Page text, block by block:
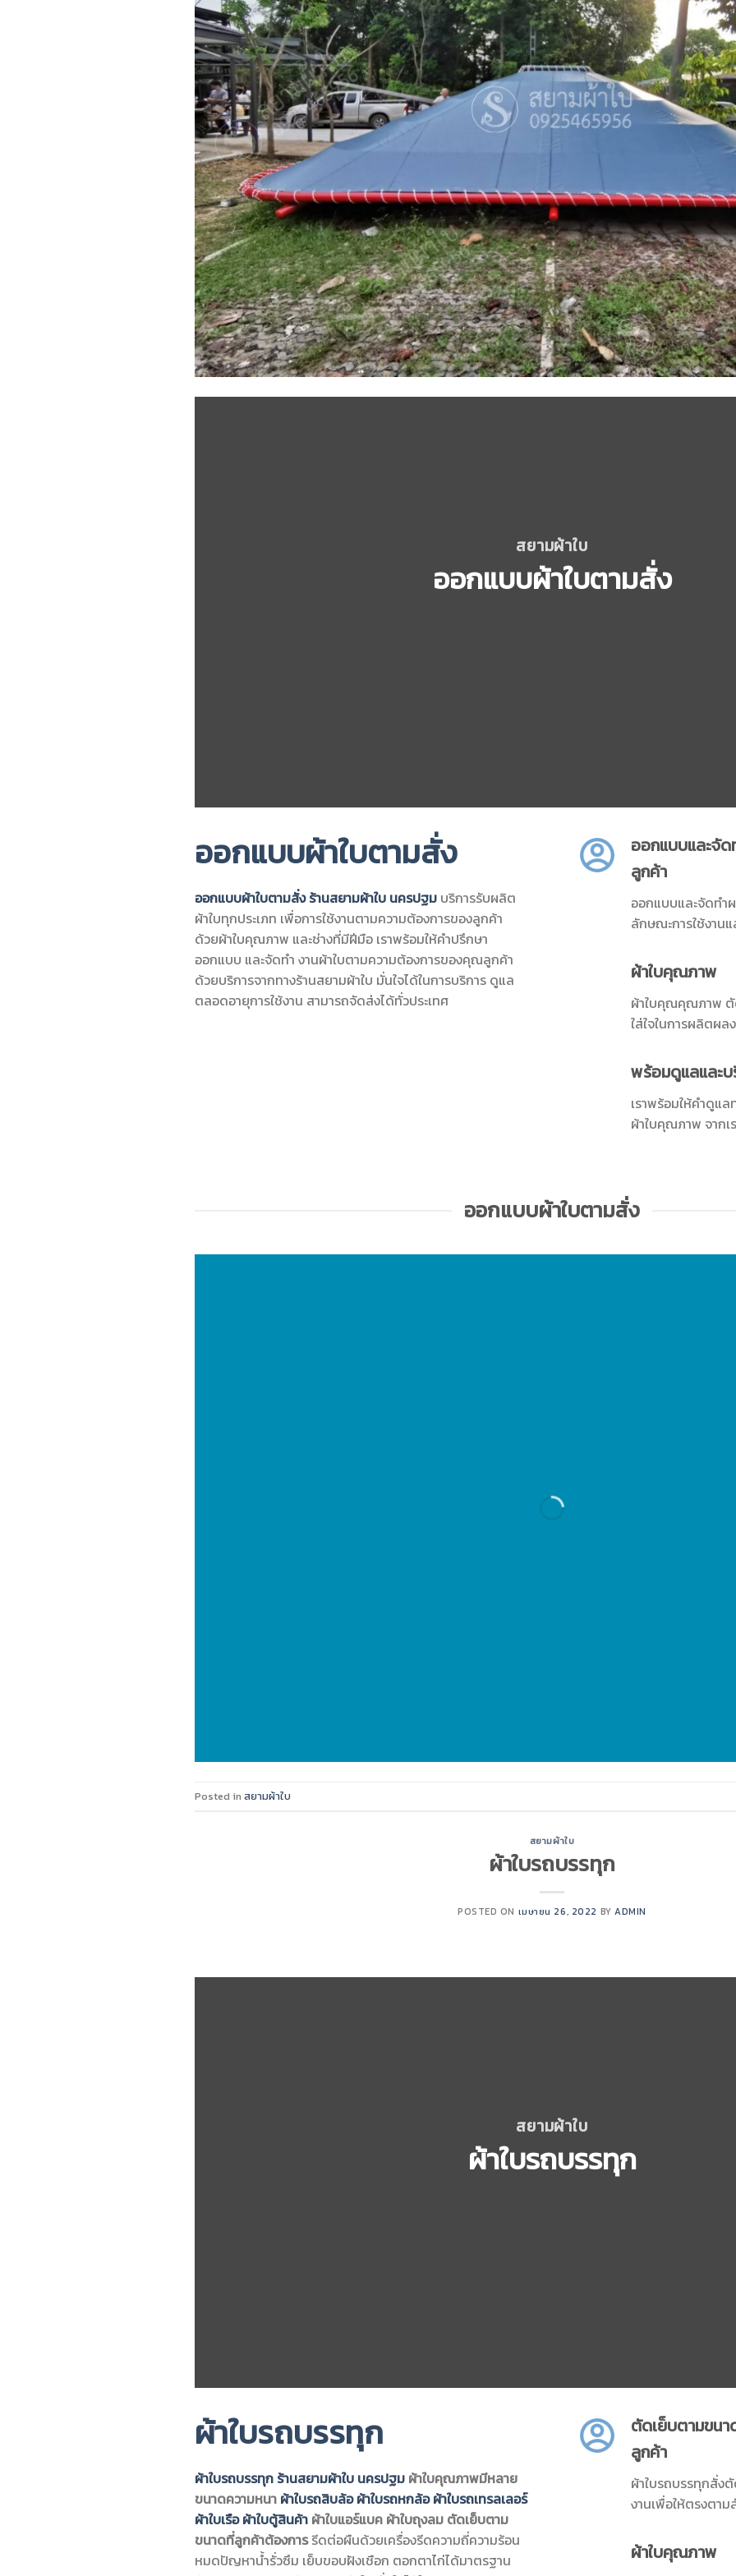
สยามผ้าใบ
ออกแบบผ้าใบตามสั่ง
ออกแบบผ้าใบตามสั่ง
ออกแบบผ้าใบตามสั่ง ร้านสยามผ้าใบ นครปฐม บริการรับผลิต
ผ้าใบทุกประเภท เพื่อการใช้งานตามความต้องการของลูกค้า
ด้วยผ้าใบคุณภาพ และช่างที่มีฝีมือ เราพร้อมให้คำปรึกษา
ออกแบบ และจัดทำ งานผ้าใบตามความต้องการของคุณลูกค้า
ด้วยบริการจากทางร้านสยามผ้าใบ มั่นใจได้ในการบริการ ดูแล
ตลอดอายุการใช้งาน สามารถจัดส่งได้ทั่วประเทศ
ออกแบบและจั
ลูกค้า
ออกแบบและจัดทำ
ลักษณะการใช้งาน
ผ้าใบคุณภาพ
ผ้าใบคุณคุณภาพ ตั
ใส่ใจในการผลิตผ
พร้อมดูแลและ
เราพร้อมให้คำดูแ
ผ้าใบคุณภาพ จากเ
ออกแบบผ้าใบตามสั่ง
Posted in สยามผ้าใบ
สยามผ้าใบ
ผ้าใบรถบรรทุก
POSTED ON เมษายน 26, 2022 BYADMIN
สยามผ้าใบ
ผ้าใบรถบรรทุก
ผ้าใบรถบรรทุก
ผ้าใบรถบรรทุก ร้านสยามผ้าใบ นครปฐม ผ้าใบคุณภาพมีหลาย
ขนาดความหนา ผ้าใบรถสิบล้อ ผ้าใบรถหกล้อ ผ้าใบรถเทรลเลอร์
ผ้าใบเรือ ผ้าใบตู้สินค้า ผ้าใบแอร์แบค ผ้าใบถุงลม ตัดเย็บตาม
ขนาดที่ลูกค้าต้องการรีดต่อผืนด้วยเครื่องรีดความถี่ความร้อน
หมดปัญหาน้ำรั่วซึม เย็บขอบฝังเชือก ตอกตาไก่ได้มาตรฐาน
ตัดเย็บตามขน
ลูกค้า
ผ้าใบรถบรรทุกสั่ง
งานเพื่อให้ตรงตา
ผ้าใบคุณภาพ